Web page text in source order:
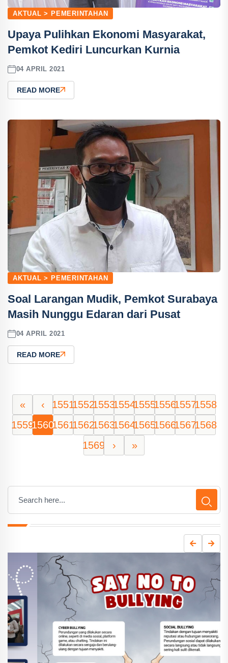
AKTUAL > PEMERINTAHAN
Upaya Pulihkan Ekonomi Masyarakat,
Pemkot Kediri Luncurkan Kurnia
04 APRIL 2021
READ MORE
AKTUAL > PEMERINTAHAN
Soal Larangan Mudik, Pemkot Surabaya
Masih Nunggu Edaran dari Pusat
04 APRIL 2021
READ MORE
« ‹ 15511552155315541555155615571558
1559156015611562156315641565156615671568
1569
› »